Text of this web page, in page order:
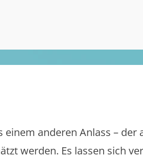
einem anderen Anlass – der
werden. Es lassen sich